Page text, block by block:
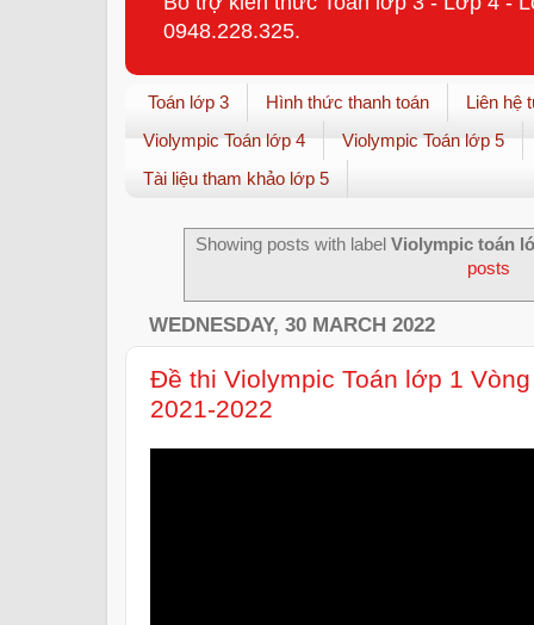
0948.228.325.
Toán lớp 3 Hình thức thanh toán
Liên hệ
Violympic Toán lớp 4
Violympic Toán lớp 5
Tài liệu tham khảo lớp 5
Showing posts with labelViolympic toán
posts
WEDNESDAY, 30 MARCH 2022
Đề thi Violympic Toán lớp 1
2021-2022